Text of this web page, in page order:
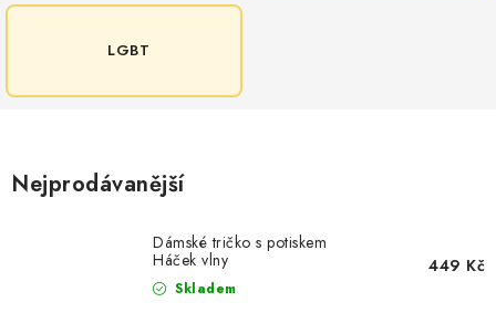
LGBT
Nejprodávanější
Dámské tričko s potiskem
Háček vlny
Skladem
449 Kč